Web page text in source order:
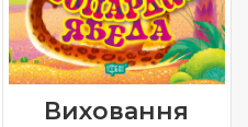
Виховання